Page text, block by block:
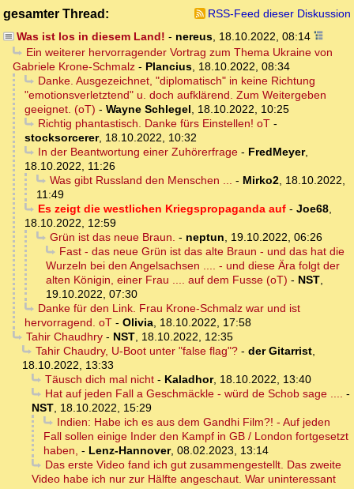
gesamter Thread:
RSS-Feed dieser Diskussion
Was ist los in diesem Land! - nereus, 18.10.2022, 08:14
Ein weiterer hervorragender Vortrag zum Thema Ukraine von
Gabriele Krone-Schmalz - Plancius, 18.10.2022, 08:34
Danke. Ausgezeichnet, "diplomatisch" in keine Richtung
"emotionsverletztend" u. doch aufklärend. Zum Weitergeben
geeignet. (oT) - Wayne Schlegel, 18.10.2022, 10:25
Richtig phantastisch. Danke fürs Einstellen! oT-
stocksorcerer, 18.10.2022, 10:32
In der Beantwortung einer Zuhörerfrage- FredMeyer,
18.10.2022, 11:26
Was gibt Russland den Menschen ... - Mirko2, 18.10.2022,
11:49
Es zeigt die westlichen Kriegspropaganda auf- Joe68,
18.10.2022, 12:59
Grün ist das neue Braun. - neptun, 19.10.2022, 06:26
Fast - das neue Grün ist das alte Braun - und das hat die
Wurzeln bei den Angelsachsen .... - und diese Ära folgt der
alten Königin, einer Frau .... auf dem Fusse (oT) - NST,
19.10.2022, 07:30
Danke für den Link. Frau Krone-Schmalz war und ist
hervorragend. oT - Olivia, 18.10.2022, 17:58
Tahir Chaudhry- NST, 18.10.2022, 12:35
Tahir Chaudry, U-Boot unter "false flag"?- der Gitarrist,
18.10.2022, 13:33
Täusch dich mal nicht- Kaladhor, 18.10.2022, 13:40
Hat auf jeden Fall a Geschmäckle - würd de Schob sage .... -
NST, 18.10.2022, 15:29
Indien: Habe ich es aus dem Gandhi Film?! - Auf jeden
Fall sollen einige Inder den Kampf in GB / London fortgesetzt
haben, - Lenz-Hannover, 08.02.2023, 13:14
Das erste Video fand ich gut zusammengestellt. Das zweite
Video habe ich nur zur Hälfte angeschaut. War uninteressant